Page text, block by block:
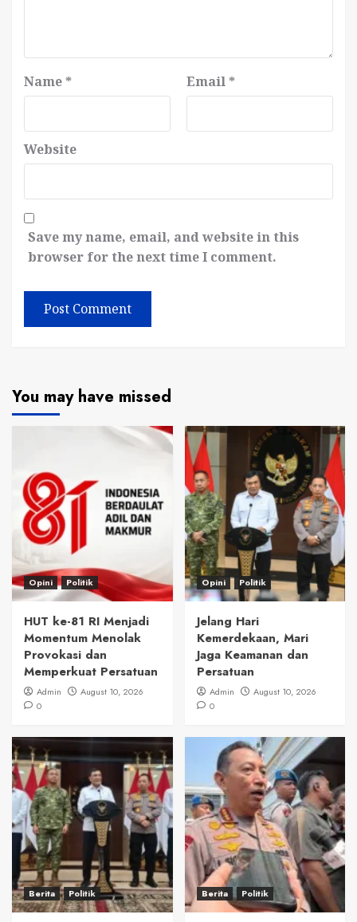
Name * Email *
Website
Save my name, email, and website in this
browser for the next time I comment.
You may have missed
Opini Politik
HUT ke-81 RI Menjadi
Momentum Menolak
Provokasi dan
Memperkuat Persatuan
Admin
August 10, 2026
0
Opini Politik
Jelang Hari
Kemerdekaan, Mari
Jaga Keamanan dan
Persatuan
Admin
August 10, 2026
0
Berita Politik Berita Politik